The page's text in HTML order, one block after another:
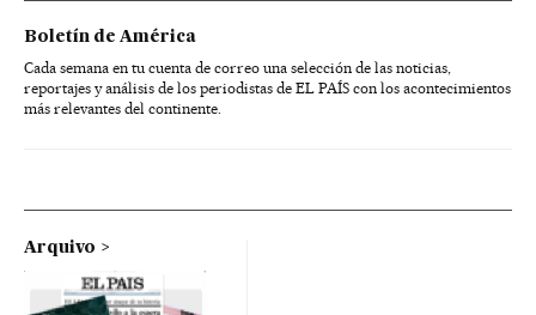
Boletín de América
Cada semana en tu cuenta de correo una selección de las noticias,
reportajes y análisis de los periodistas de EL PAÍS con los acontecimientos
más relevantes del continente.
Arquivo